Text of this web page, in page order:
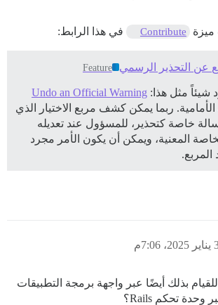
ميزة Contribute في هذا الرابط:
عن التحذير الرسمي Feature
شيئاً مثل هذا: Undo an Official Warning
ربما يمكن كشف مربع الاختيار الذي
خاصة كتحذير، للمسؤول عند تعديله
المعنية، ويمكن أن يكون الأمر مجرد
المربع.
بذلك أيضًا عبر واجهة برمجة التطبيقات